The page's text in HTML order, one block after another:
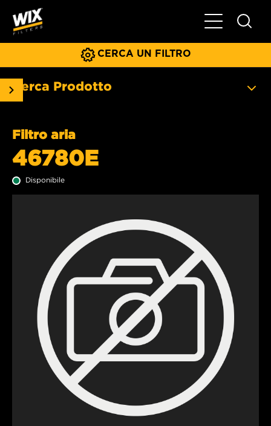
Menu
CERCA UN FILTRO
Cerca Prodotto
Filtro aria
46780E
Disponibile